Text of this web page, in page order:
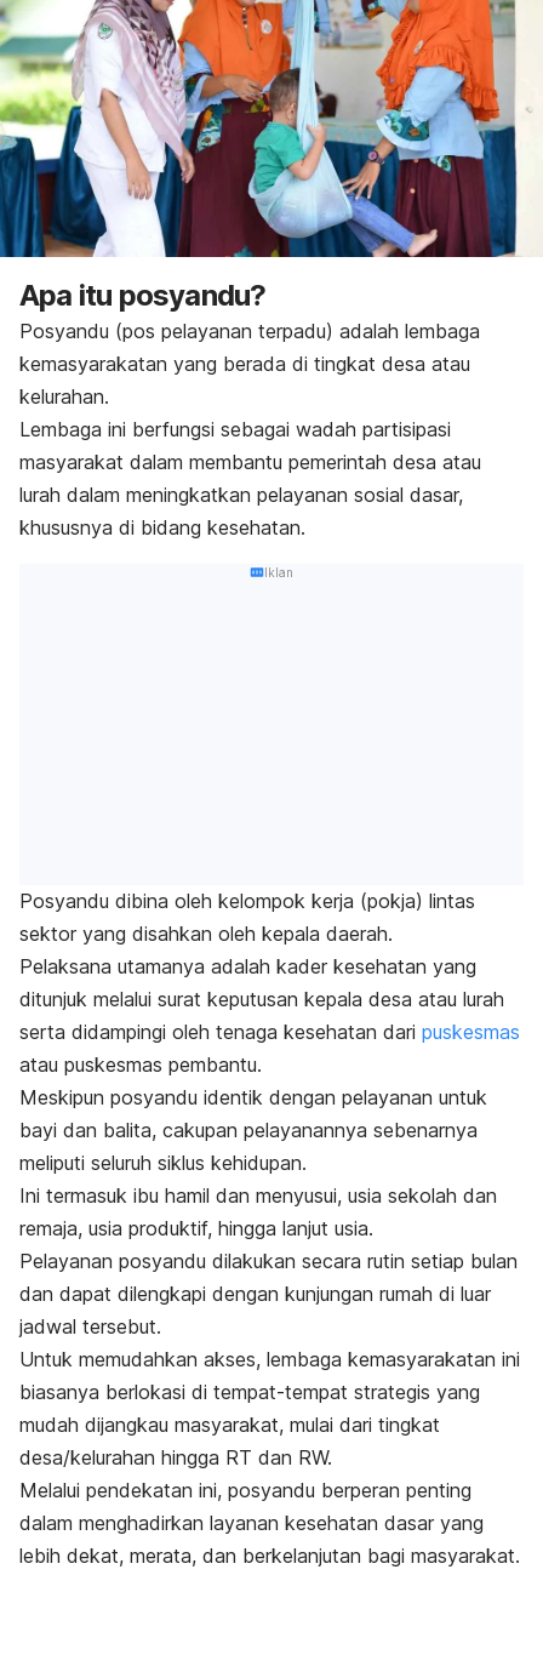
Apa itu posyandu?
Posyandu (pos pelayanan terpadu) adalah lembaga
kemasyarakatan yang berada di tingkat desa atau
kelurahan.
Lembaga ini berfungsi sebagai wadah partisipasi
masyarakat dalam membantu pemerintah desa atau
lurah dalam meningkatkan pelayanan sosial dasar,
khususnya di bidang kesehatan.
Iklan
Posyandu dibina oleh kelompok kerja (pokja) lintas
sektor yang disahkan oleh kepala daerah.
Pelaksana utamanya adalah kader kesehatan yang
ditunjuk melalui surat keputusan kepala desa atau lurah
serta didampingi oleh tenaga kesehatan dari puskesmas
atau puskesmas pembantu.
Meskipun posyandu identik dengan pelayanan untuk
bayi dan balita, cakupan pelayanannya sebenarnya
meliputi seluruh siklus kehidupan.
Ini termasuk ibu hamil dan menyusui, usia sekolah dan
remaja, usia produktif, hingga lanjut usia.
Pelayanan posyandu dilakukan secara rutin setiap bulan
dan dapat dilengkapi dengan kunjungan rumah di luar
jadwal tersebut.
Untuk memudahkan akses, lembaga kemasyarakatan ini
biasanya berlokasi di tempat-tempat strategis yang
mudah dijangkau masyarakat, mulai dari tingkat
desa/kelurahan hingga RT dan RW.
Melalui pendekatan ini, posyandu berperan penting
dalam menghadirkan layanan kesehatan dasar yang
lebih dekat, merata, dan berkelanjutan bagi masyarakat.